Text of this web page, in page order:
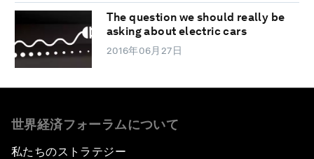
The question we should really be
asking about electric cars
2016年06月27日
世界経済フォーラムについて
私たちのストラテジー